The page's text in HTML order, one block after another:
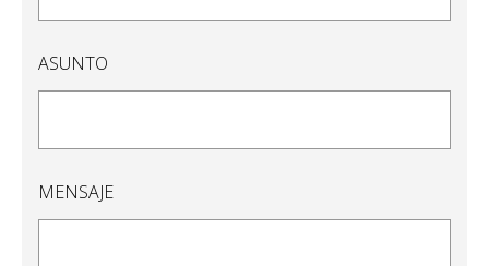
ASUNTO
MENSAJE